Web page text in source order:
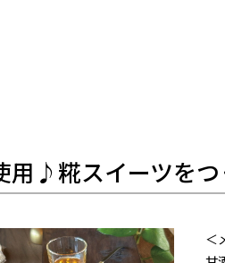
用♪糀スイーツをつ
＜